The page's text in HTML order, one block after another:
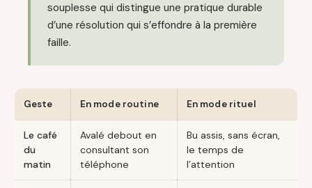
souplesse qui distingue une pratique durable
d’une résolution qui s’effondre à la première
faille.
Geste En mode routine En mode rituel
Le café
du
matin
Avalé debout en
consultant son
téléphone
Bu assis, sans écran,
le temps de
l’attention